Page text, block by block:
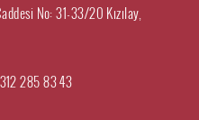
No: 31-33/20 Kızılay,
285 83 43